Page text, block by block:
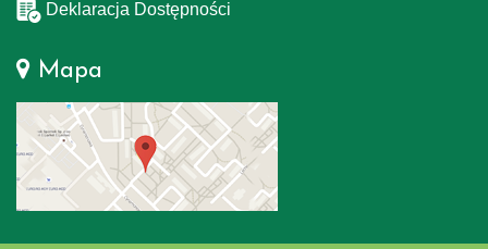
Deklaracja Dostępności
Mapa